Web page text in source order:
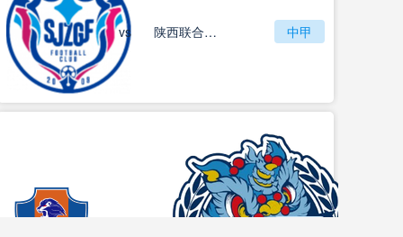
石家庄功夫
vs 陕西联合月亮泊队 中甲